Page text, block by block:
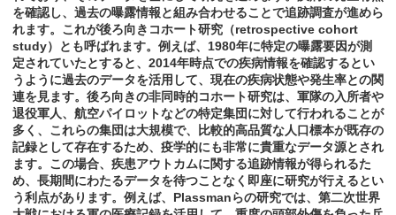
を確認し、過去の曝露情報と組み合わせることで追跡調査が進めら
れます。これが後ろ向きコホート研究（retrospective cohort
study）とも呼ばれます。例えば、1980年に特定の曝露要因が測
定されていたとすると、2014年時点での疾病情報を確認するとい
うように過去のデータを活用して、現在の疾病状態や発生率との関
連を見ます。後ろ向きの非同時的コホート研究は、軍隊の入所者や
退役軍人、航空パイロットなどの特定集団に対して行われることが
多く、これらの集団は大規模で、比較的高品質な人口標本が既存の
記録として存在するため、疫学的にも非常に貴重なデータ源とされ
ます。この場合、疾患アウトカムに関する追跡情報が得られるた
め、長期間にわたるデータを待つことなく即座に研究が行えるとい
う利点があります。例えば、Plassmanらの研究では、第二次世界